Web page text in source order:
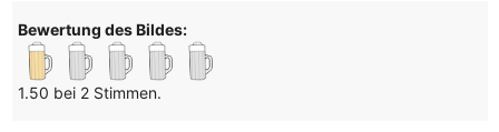
Bewertung des Bildes:
1.50 bei 2 Stimmen.